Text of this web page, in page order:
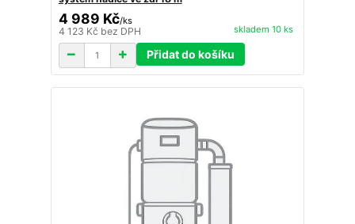
4 989 Kč/ks
4 123 Kč bez DPH skladem 10 ks
Přidat do košíku